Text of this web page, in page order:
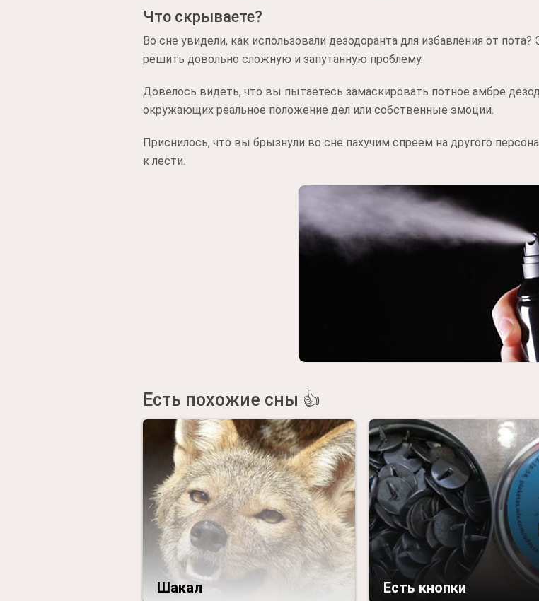
Что скрываете?
Во сне увидели, как использовали дезодоранта для избавления от
решить довольно сложную и запутанную проблему.
Довелось видеть, что вы пытаетесь замаскировать потное амбре
окружающих реальное положение дел или собственные эмоции.
Приснилось, что вы брызнули во сне пахучим спреем на другого
к лести.
Есть похожие сны 👍
Шакал Есть кнопки